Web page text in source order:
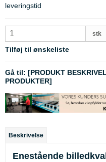
leveringstid
stk
Tilføj til ønskeliste
Gå til: [PRODUKT
PRODUKTER]
Beskrivelse
Enestående